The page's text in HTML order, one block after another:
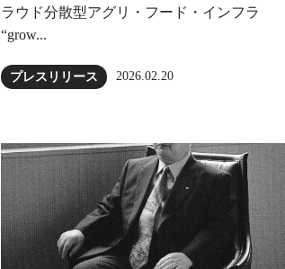
ラウド分散型アグリ・フード・インフラ
“grow...
プレスリリース 2026.02.20